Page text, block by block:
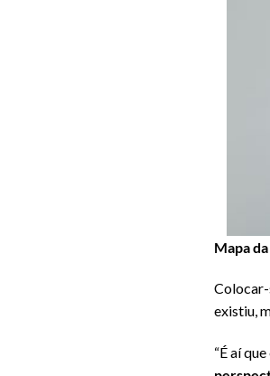
Mapa
Colocar-
existiu,
“É aí